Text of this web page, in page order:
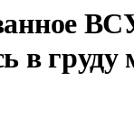
в груду